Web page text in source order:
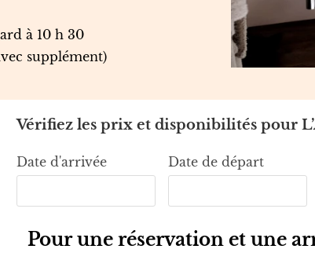
à 10 h 30
supplément)
Vérifiez les prix et disponibilités pour
Date d'arrivée Date de départ
Pour une réservation et une